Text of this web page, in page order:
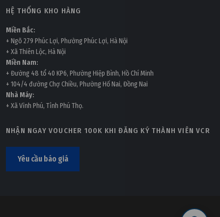
HỆ THỐNG KHO HÀNG
Miền Bắc:
+ Ngõ 279 Phúc Lợi, Phường Phúc Lợi, Hà Nội
+ Xã Thiên Lộc, Hà Nội
Miền Nam:
+ Đường 48 tổ 40 KP6, Phường Hiệp Bình, Hồ Chí Minh
+ 104/4 đường Chợ Chiều, Phường Hố Nai, Đồng Nai
Nhà Máy:
+ Xã Vĩnh Phú, Tỉnh Phú Thọ.
NHẬN NGAY VOUCHER 100K KHI ĐĂNG KÝ THÀNH VIÊN VCR
Yêu cầu báo giá